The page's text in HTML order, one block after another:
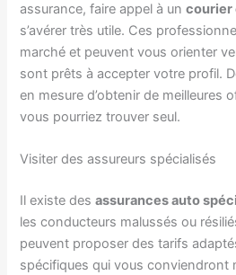
assurance, faire appel à uncourier
s’avérer très utile. Ces
marché et peuvent vous orienter
sont prêts à accepter votre profil.
en mesure d’obtenir de meilleures
vous pourriez trouver seul.
Visiter des assureurs spécialisés
Il existe desassurances auto
les conducteurs malussés ou
peuvent proposer des tarifs
spécifiques qui vous conviendront